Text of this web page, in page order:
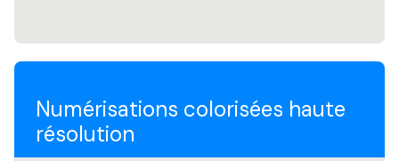
Numérisations colorisées haute
résolution